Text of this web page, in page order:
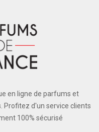
en ligne de parfums et
d'un service clients
100% sécurisé